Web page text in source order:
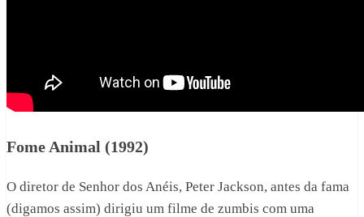
Fome Animal (1992)
O diretor de Senhor dos Anéis, Peter Jackson, antes da fama
(digamos assim) dirigiu um filme de zumbis com uma